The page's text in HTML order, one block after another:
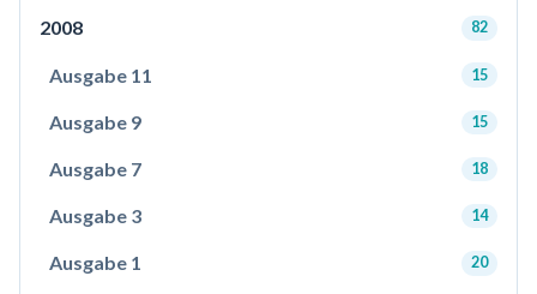
2008 82
Ausgabe 11 15
Ausgabe 9 15
Ausgabe 7 18
Ausgabe 3 14
Ausgabe 1 20